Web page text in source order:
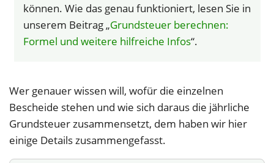
können. Wie das genau funktioniert, lesen Sie in
unserem Beitrag „Grundsteuer berechnen:
Formel und weitere hilfreiche Infos“.
Wer genauer wissen will, wofür die einzelnen
Bescheide stehen und wie sich daraus die jährliche
Grundsteuer zusammensetzt, dem haben wir hier
einige Details zusammengefasst.